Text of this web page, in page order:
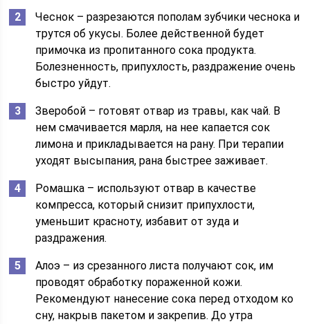
Чеснок – разрезаются пополам зубчики чеснока и
трутся об укусы. Более действенной будет
примочка из пропитанного сока продукта.
Болезненность, припухлость, раздражение очень
быстро уйдут.
Зверобой – готовят отвар из травы, как чай. В
нем смачивается марля, на нее капается сок
лимона и прикладывается на рану. При терапии
уходят высыпания, рана быстрее заживает.
Ромашка – используют отвар в качестве
компресса, который снизит припухлости,
уменьшит красноту, избавит от зуда и
раздражения.
Алоэ – из срезанного листа получают сок, им
проводят обработку пораженной кожи.
Рекомендуют нанесение сока перед отходом ко
сну, накрыв пакетом и закрепив. До утра